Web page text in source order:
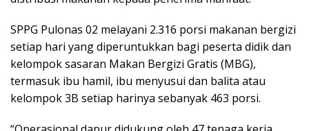
SPPG Pulonas 02 melayani 2.316 porsi makanan bergizi
setiap hari yang diperuntukkan bagi peserta didik dan
kelompok sasaran Makan Bergizi Gratis (MBG),
termasuk ibu hamil, ibu menyusui dan balita atau
kelompok 3B setiap harinya sebanyak 463 porsi.